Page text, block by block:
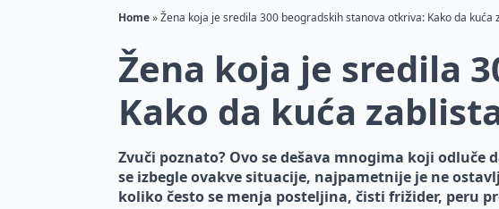
Home»Žena koja je sredila 300 beogradskih stanova otkriva: Kako da kuća
Žena koja je sredila
Kako da kuća
Zvuči poznato? Ovo se dešava mnogima koji
se izbegle ovakve situacije, najpametnije je ne
koliko često se menja posteljina, čisti frižider, peru